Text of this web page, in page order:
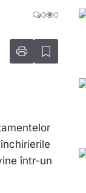
0 0
într-un